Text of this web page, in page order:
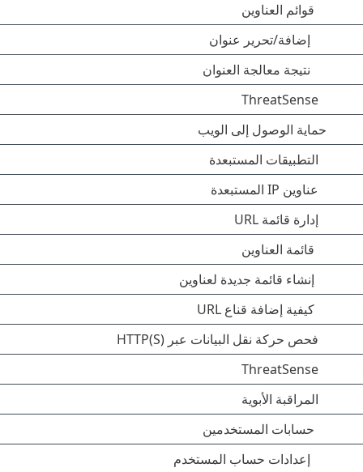
قوائم العناوين
إضافة/تحرير عنوان
نتيجة معالجة العنوان
ThreatSense
حماية الوصول إلى الويب
التطبيقات المستبعدة
عناوين IP المستبعدة
إدارة قائمة URL
قائمة العناوين
إنشاء قائمة جديدة لعناوين
كيفية إضافة قناع URL
فحص حركة نقل البيانات عبر HTTP(S)
ThreatSense
المراقبة الأبوية
حسابات المستخدمين
إعدادات حساب المستخدم